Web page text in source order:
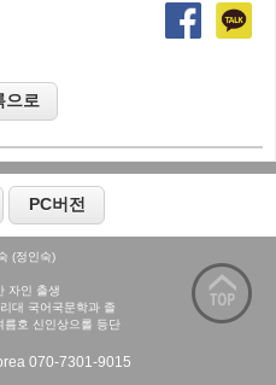
(정인숙)
자인 출생
대 국어국문학과 졸
호 신인상으롤 등단
070-7301-9015